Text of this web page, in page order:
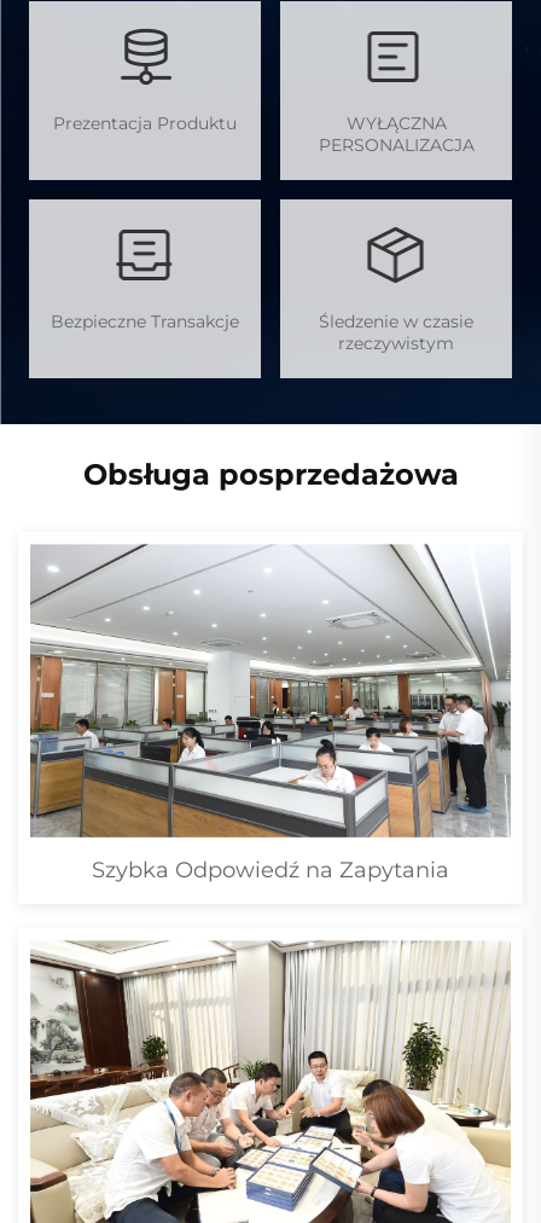
Prezentacja Produktu
WYŁĄCZNA
PERSONALIZACJA
Bezpieczne Transakcje
Śledzenie w czasie
rzeczywistym
Obsługa posprzedażowa
Szybka Odpowiedź na Zapytania